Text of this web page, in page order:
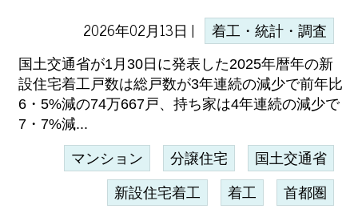
2026年02月13日 | 着工・統計・調査
国土交通省が1月30日に発表した2025年暦年の新
設住宅着工戸数は総戸数が3年連続の減少で前年比
6・5%減の74万667戸、持ち家は4年連続の減少で
7・7%減...
マンション 分譲住宅 国土交通省
新設住宅着工 着工 首都圏